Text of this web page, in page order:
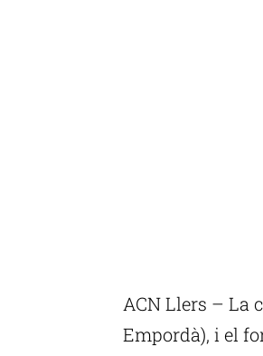
ACN Llers – La
Empordà), i el